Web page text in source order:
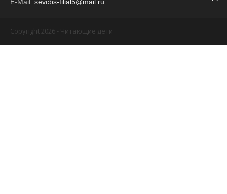
Copyright 2026 - Читающие дети